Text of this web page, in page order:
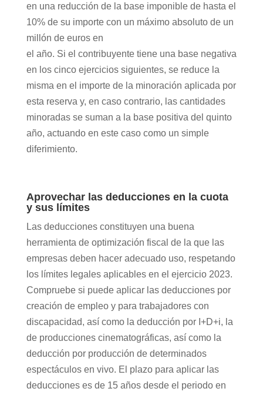
en una reducción de la base imponible de hasta el
10% de su importe con un máximo absoluto de un
millón de euros en
el año. Si el contribuyente tiene una base negativa
en los cinco ejercicios siguientes, se reduce la
misma en el importe de la minoración aplicada por
esta reserva y, en caso contrario, las cantidades
minoradas se suman a la base positiva del quinto
año, actuando en este caso como un simple
diferimiento.
Aprovechar las deducciones en la cuota
y sus límites
Las deducciones constituyen una buena
herramienta de optimización fiscal de la que las
empresas deben hacer adecuado uso, respetando
los límites legales aplicables en el ejercicio 2023.
Compruebe si puede aplicar las deducciones por
creación de empleo y para trabajadores con
discapacidad, así como la deducción por I+D+i, la
de producciones cinematográficas, así como la
deducción por producción de determinados
espectáculos en vivo. El plazo para aplicar las
deducciones es de 15 años desde el periodo en